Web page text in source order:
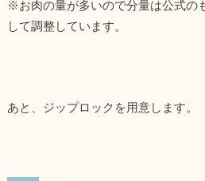
※お肉の量が多いので分量は公式の
して調整しています。
あと、ジップロックを用意します。